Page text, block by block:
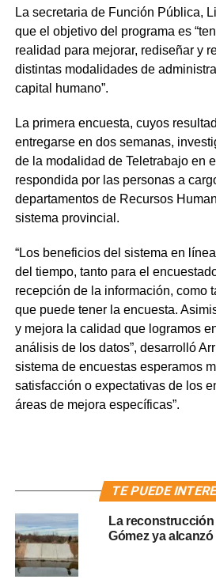
La secretaria de Función Pública,
que el objetivo del programa es
realidad para mejorar, rediseñar y
distintas modalidades de
capital humano”.
La primera encuesta, cuyos
entregarse en dos semanas,
de la modalidad de Teletrabajo en
respondida por las personas a
departamentos de Recursos
sistema provincial.
“Los beneficios del sistema en
del tiempo, tanto para el
recepción de la información, como
que puede tener la encuesta.
y mejora la calidad que logramos
análisis de los datos”, desarrolló
sistema de encuestas esperamos
satisfacción o expectativas de los
áreas de mejora específicas”.
TE PUEDE
La
Gómez ya